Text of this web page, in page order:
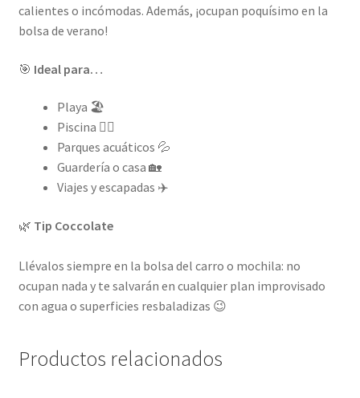
calientes o incómodas. Además, ¡ocupan poquísimo en la
bolsa de verano!
🎯 Ideal para…
Playa 🏖️
Piscina 🏊‍♀️
Parques acuáticos 💦
Guardería o casa 🏡
Viajes y escapadas ✈️
🌿 Tip Coccolate
Llévalos siempre en la bolsa del carro o mochila: no
ocupan nada y te salvarán en cualquier plan improvisado
con agua o superficies resbaladizas 😉
Productos relacionados